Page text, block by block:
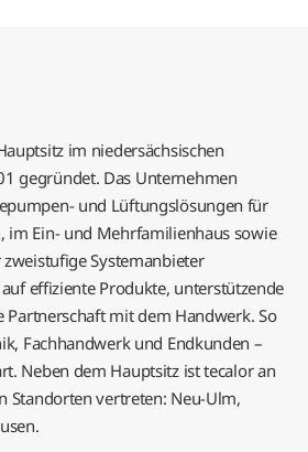
im niedersächsischen
gegründet. Das Unternehmen
und Lüftungslösungen für
im Ein- und Mehrfamilienhaus sowie
Systemanbieter
effiziente Produkte, unterstützende
Partnerschaft mit dem Handwerk. So
Fachhandwerk und Endkunden –
Neben dem Hauptsitz ist tecalor an
Standorten vertreten: Neu-Ulm,